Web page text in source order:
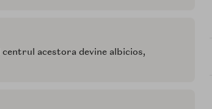
acestora devine albicios,